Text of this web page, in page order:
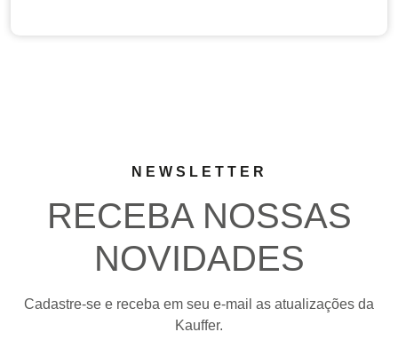
NEWSLETTER
RECEBA NOSSAS
NOVIDADES
Cadastre-se e receba em seu e-mail as atualizações da
Kauffer.